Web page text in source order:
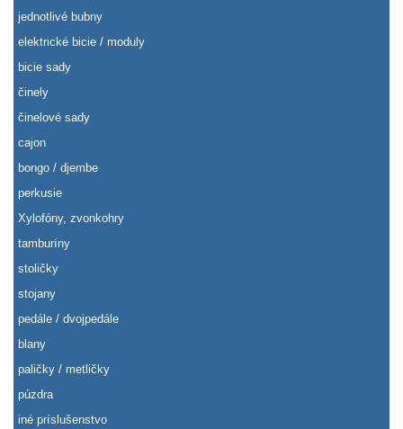
jednotlivé bubny
elektrické bicie / moduly
bicie sady
činely
činelové sady
cajon
bongo / djembe
perkusie
Xylofóny, zvonkohry
tamburíny
stoličky
stojany
pedále / dvojpedále
blany
paličky / metličky
púzdra
iné príslušenstvo